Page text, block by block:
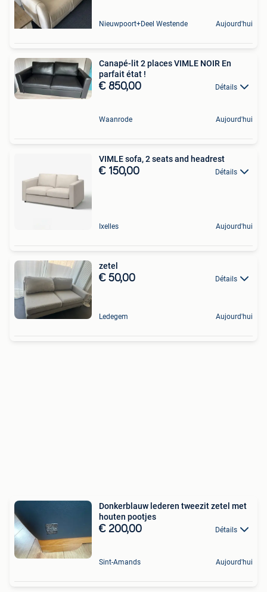
Nieuwpoort+Deel Westende Aujourd'hui
Canapé-lit 2 places VIMLE NOIR En
parfait état !
€ 850,00 Détails
Waanrode Aujourd'hui
VIMLE sofa, 2 seats and headrest
€ 150,00 Détails
Ixelles Aujourd'hui
zetel
€ 50,00 Détails
Ledegem Aujourd'hui
Donkerblauw lederen tweezit zetel met
houten pootjes
€ 200,00 Détails
Sint-Amands Aujourd'hui